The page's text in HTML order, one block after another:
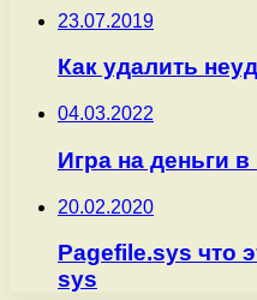
23.07.2019
Как удалить
04.03.2022
Игра на деньги
20.02.2020
Pagefile.sys что
sys